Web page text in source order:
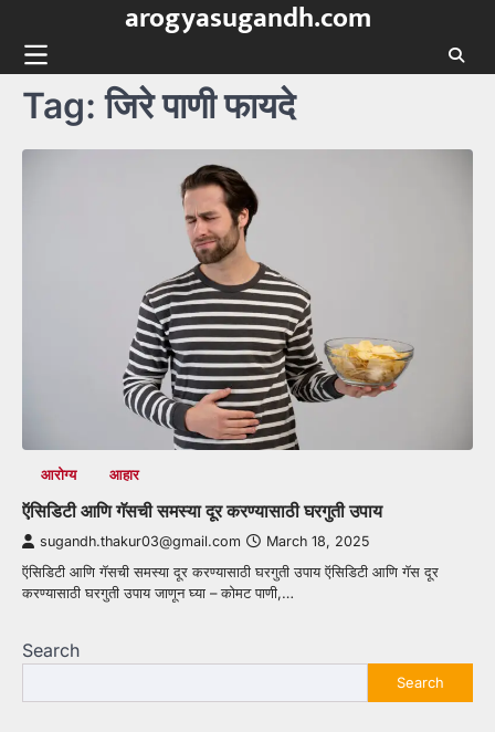
content
arogyasugandh.com
Tag:जिरे पाणी फायदे
आरोग्य आहार
ऍसिडिटी आणि गॅसची समस्या दूर करण्यासाठी घरगुती उपाय
sugandh.thakur03@gmail.com March 18, 2025
ऍसिडिटी आणि गॅसची समस्या दूर करण्यासाठी घरगुती उपाय ऍसिडिटी आणि गॅस दूर
करण्यासाठी घरगुती उपाय जाणून घ्या – कोमट पाणी,…
Search
Search